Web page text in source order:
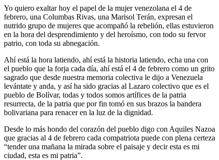
Yo quiero exaltar hoy el papel de la mujer venezolana el 4 de
febrero, una Columbas Rivas, una Marisol Terán, expresan el
nutrido grupo de mujeres que acompañó la rebelión, ellas estuvieron
en la hora del desprendimiento y del heroísmo, con todo su fervor
patrio, con toda su abnegación.
Ahí está la hora latiendo, ahí está la historia latiendo, echa una con
el pueblo que la forja cada día, ahí está el 4 de febrero como un grito
sagrado que desde nuestra memoria colectiva le dijo a Venezuela
levántate y anda, y así ha sido gracias al Lazaro colectivo que es el
pueblo de Bolívar, todas y todos somos artífices de la patria
resurrecta, de la patria que por fin tomó en sus brazos la bandera
bolivariana para renacer en la luz de la dignidad.
Desde lo más hondo del corazón del pueblo digo con Aquiles Nazoa
que gracias al 4 de febrero cada compatriota puede con plena certeza
“tender una mañana la mirada sobre el paisaje y decir esta es mi
ciudad, esta es mi patria”.